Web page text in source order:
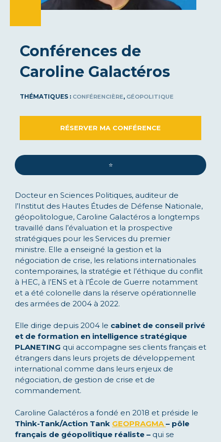
Conférences de
Caroline Galactéros
THÉMATIQUES : CONFÉRENCIÈRE, GÉOPOLITIQUE
RÉSERVER MA CONFÉRENCE
⭐️
Docteur en Sciences Politiques, auditeur de
l’Institut des Hautes Études de Défense Nationale,
géopolitologue, Caroline Galactéros a longtemps
travaillé dans l’évaluation et la prospective
stratégiques pour les Services du premier
ministre. Elle a enseigné la gestion et la
négociation de crise, les relations internationales
contemporaines, la stratégie et l’éthique du conflit
à HEC, à l’ENS et à l’École de Guerre notamment
et a été colonelle dans la réserve opérationnelle
des armées de 2004 à 2022.
Elle dirige depuis 2004 le cabinet de conseil privé
et de formation en intelligence stratégique
PLANETING qui accompagne ses clients français et
étrangers dans leurs projets de développement
international comme dans leurs enjeux de
négociation, de gestion de crise et de
commandement.
Caroline Galactéros a fondé en 2018 et préside le
Think-Tank/Action Tank GEOPRAGMA – pôle
français de géopolitique réaliste – qui se